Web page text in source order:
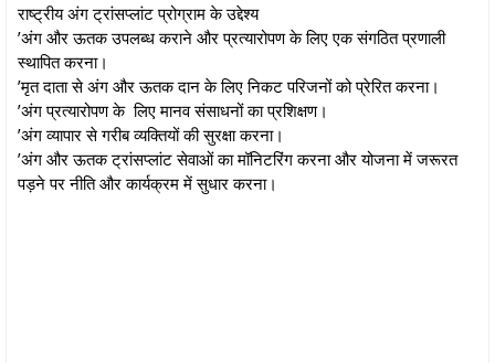
राष्ट्रीय अंग ट्रांसप्लांट प्रोग्राम के उद्देश्य
’अंग और ऊतक उपलब्ध कराने और प्रत्यारोपण के लिए एक संगठित प्रणाली
स्थापित करना।
’मृत दाता से अंग और ऊतक दान के लिए निकट परिजनों को प्रेरित करना।
’अंग प्रत्यारोपण के लिए मानव संसाधनों का प्रशिक्षण।
’अंग व्यापार से गरीब व्यक्तियों की सुरक्षा करना।
’अंग और ऊतक ट्रांसप्लांट सेवाओं का मॉनिटरिंग करना और योजना में जरूरत
पड़ने पर नीति और कार्यक्रम में सुधार करना।